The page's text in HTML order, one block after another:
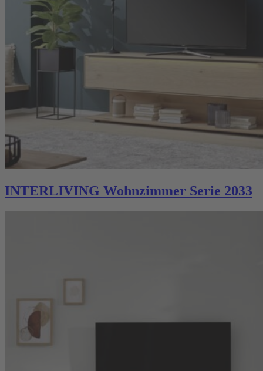
INTERLIVING Wohnzimmer Serie 2033